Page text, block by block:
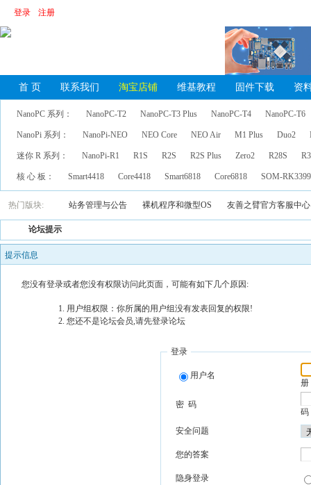
登录 注册
首 页 联系我们 淘宝店铺 维基教程 固件下载 资
NanoPC 系列： NanoPC-T2 NanoPC-T3 Plus NanoPC-T4 NanoPC-T6
NanoPi 系列： NanoPi-NEO NEO Core NEO Air M1 Plus Duo2
迷你 R 系列： NanoPi-R1 R1S R2S R2S Plus Zero2 R28S
核 心 板： Smart4418 Core4418 Smart6818 Core6818 SOM-
热门版块: 站务管理与公告 裸机程序和微型OS 友善之臂官方客服中心
论坛提示
提示信息
您没有登录或者您没有权限访问此页面，可能有如下几个原因:
用户组权限：你所属的用户组没有发表回复的权限!
您还不是论坛会员,请先登录论坛
登录
用户名
册
密 码
码
安全问题
您的答案
隐身登录